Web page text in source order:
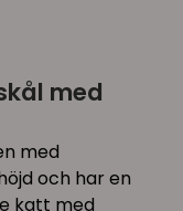
med
med
och har en
katt med